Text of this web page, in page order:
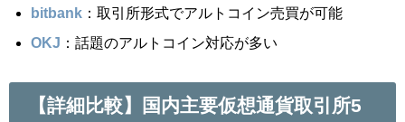
bitbank ：取引所形式でアルトコイン売買が可能
OKJ ：話題のアルトコイン対応が多い
【詳細比較】国内主要仮想通貨取引所5